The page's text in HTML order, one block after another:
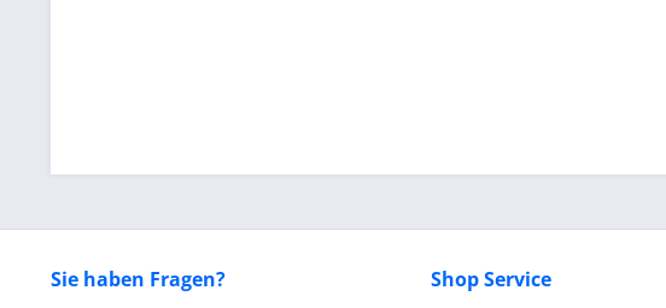
Sie haben Fragen? Shop Service